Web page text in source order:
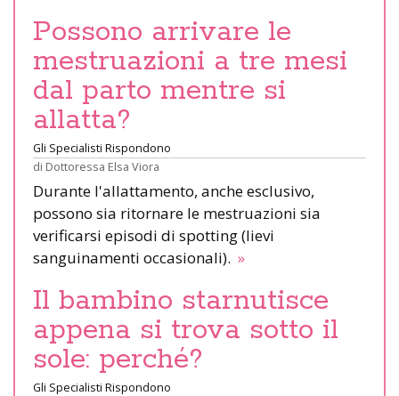
Possono arrivare le
mestruazioni a tre mesi
dal parto mentre si
allatta?
Gli Specialisti Rispondono
di Dottoressa Elsa Viora
Durante l'allattamento, anche esclusivo,
possono sia ritornare le mestruazioni sia
verificarsi episodi di spotting (lievi
sanguinamenti occasionali). »
Il bambino starnutisce
appena si trova sotto il
sole: perché?
Gli Specialisti Rispondono